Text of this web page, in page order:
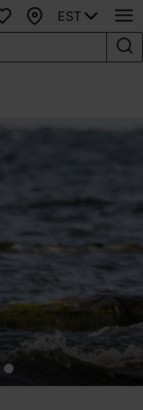
Lemmikud
Kaart
EST